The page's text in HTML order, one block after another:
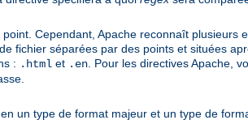
Cependant, Apache reconnaît plusieurs
fichier séparées par des points et situées
: .html et .en . Pour les directives Apache,
un type de format majeur et un type de